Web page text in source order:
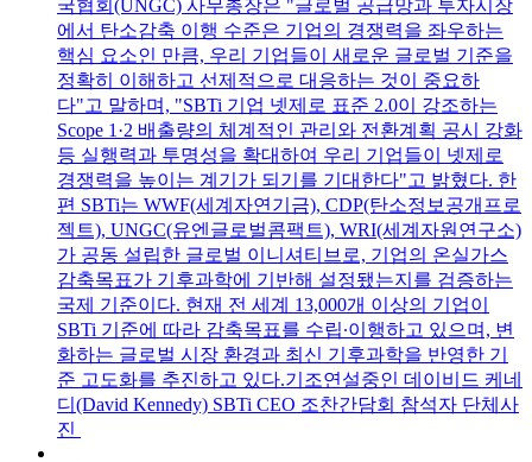
국협회(UNGC) 사무총장은 "글로벌 공급망과 투자시장
에서 탄소감축 이행 수준은 기업의 경쟁력을 좌우하는
핵심 요소인 만큼, 우리 기업들이 새로운 글로벌 기준을
정확히 이해하고 선제적으로 대응하는 것이 중요하
다"고 말하며, "SBTi 기업 넷제로 표준 2.0이 강조하는
Scope 1·2 배출량의 체계적인 관리와 전환계획 공시 강화
등 실행력과 투명성을 확대하여 우리 기업들이 넷제로
경쟁력을 높이는 계기가 되기를 기대한다"고 밝혔다. 한
편 SBTi는 WWF(세계자연기금), CDP(탄소정보공개프로
젝트), UNGC(유엔글로벌콤팩트), WRI(세계자원연구소)
가 공동 설립한 글로벌 이니셔티브로, 기업의 온실가스
감축목표가 기후과학에 기반해 설정됐는지를 검증하는
국제 기준이다. 현재 전 세계 13,000개 이상의 기업이
SBTi 기준에 따라 감축목표를 수립∙이행하고 있으며, 변
화하는 글로벌 시장 환경과 최신 기후과학을 반영한 기
준 고도화를 추진하고 있다.기조연설중인 데이비드 케네
디(David Kennedy) SBTi CEO 조찬간담회 참석자 단체사
진